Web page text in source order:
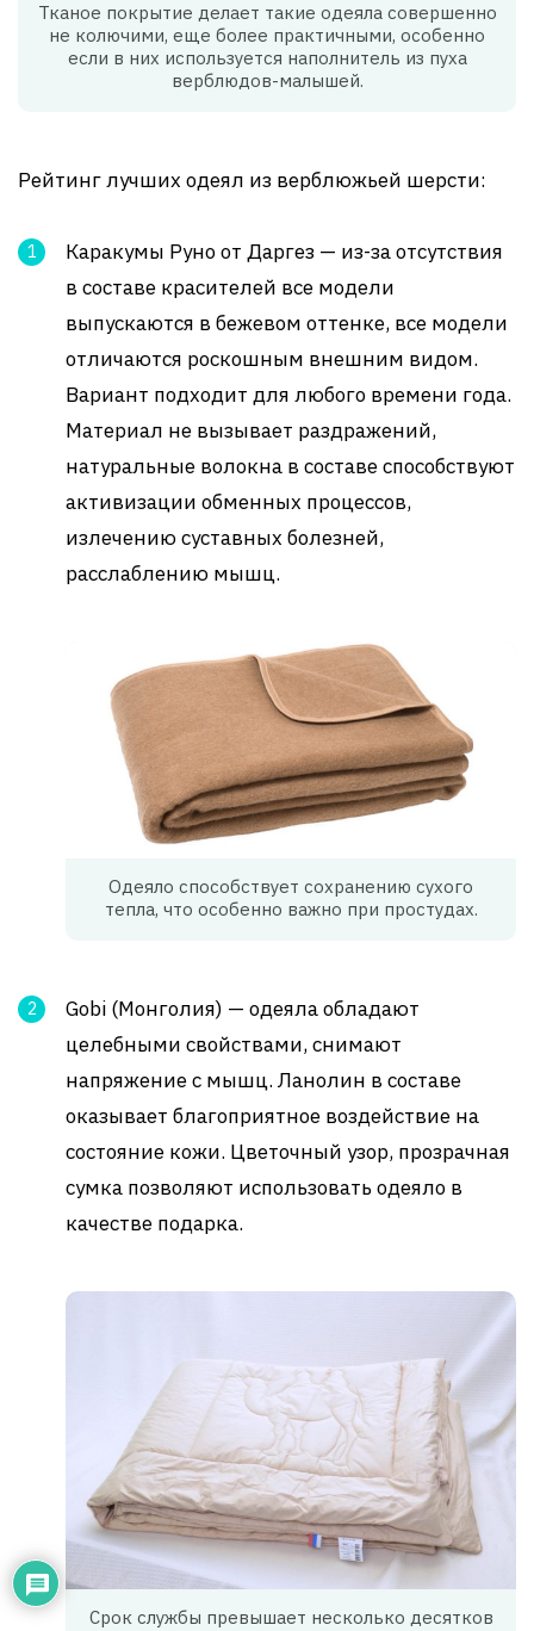
Тканое покрытие делает такие одеяла совершенно
не колючими, еще более практичными, особенно
если в них используется наполнитель из пуха
верблюдов-малышей.
Рейтинг лучших одеял из верблюжьей шерсти:
Каракумы Руно от Даргез — из-за отсутствия
в составе красителей все модели
выпускаются в бежевом оттенке, все модели
отличаются роскошным внешним видом.
Вариант подходит для любого времени года.
Материал не вызывает раздражений,
натуральные волокна в составе способствуют
активизации обменных процессов,
излечению суставных болезней,
расслаблению мышц.
Одеяло способствует сохранению сухого
тепла, что особенно важно при простудах.
Gobi (Монголия) — одеяла обладают
целебными свойствами, снимают
напряжение с мышц. Ланолин в составе
оказывает благоприятное воздействие на
состояние кожи. Цветочный узор, прозрачная
сумка позволяют использовать одеяло в
качестве подарка.
Срок службы превышает несколько десятков